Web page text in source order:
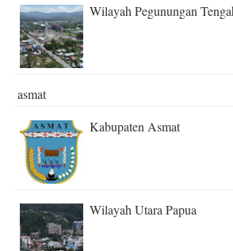
Wilayah Pegunungan
asmat
Kabupaten Asmat
Wilayah Utara Papua